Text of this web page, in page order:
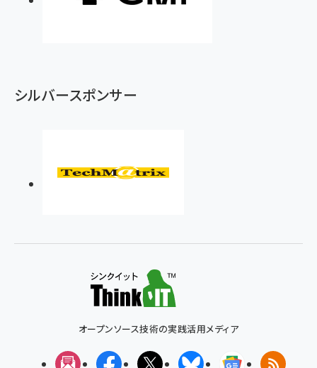
シルバースポンサー
オープンソース技術の実践活用メディア
メルマガFacebookX(エックス)BlueskyGoogleニュ
RSS